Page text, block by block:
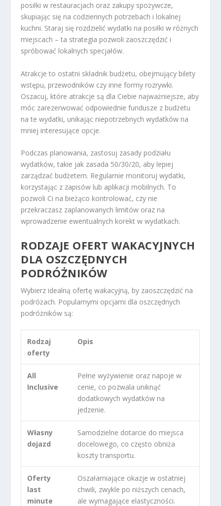
posiłki w restauracjach oraz zakupy spożywcze,
skupiając się na codziennych potrzebach i lokalnej
kuchni. Staraj się rozdzielić wydatki na posiłki w różnych
miejscach – ta strategia pozwoli zaoszczędzić i
spróbować lokalnych specjałów.
Atrakcje to ostatni składnik budżetu, obejmujący bilety
wstępu, przewodników czy inne formy rozrywki.
Oszacuj, które atrakcje są dla Ciebie najważniejsze, aby
móc zarezerwować odpowiednie fundusze z budżetu
na te wydatki, unikając niepotrzebnych wydatków na
mniej interesujące opcje.
Podczas planowania, zastosuj zasady podziału
wydatków, takie jak zasada 50/30/20, aby lepiej
zarządzać budżetem. Regularnie monitoruj wydatki,
korzystając z zapisów lub aplikacji mobilnych. To
pozwoli Ci na bieżąco kontrolować, czy nie
przekraczasz zaplanowanych limitów oraz na
wprowadzenie ewentualnych korekt w wydatkach.
RODZAJE OFERT WAKACYJNYCH
DLA OSZCZĘDNYCH
PODRÓŻNIKÓW
Wybierz idealną ofertę wakacyjną, by zaoszczędzić na
podróżach. Popularnymi opcjami dla oszczędnych
podróżników są:
Rodzaj
oferty
Opis
All
Inclusive
Pełne wyżywienie oraz napoje w
cenie, co pozwala uniknąć
dodatkowych wydatków na
jedzenie.
Własny
dojazd
Samodzielne dotarcie do miejsca
docelowego, co często obniża
koszty transportu.
Oferty
last
minute
Oszałamiające okazje w ostatniej
chwili, zwykle po niższych cenach,
ale wymagające elastyczności.